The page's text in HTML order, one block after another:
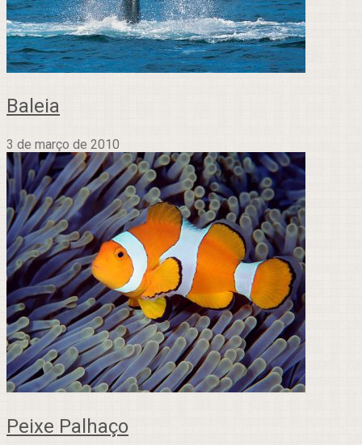
Baleia
3 de março de 2010
Peixe Palhaço